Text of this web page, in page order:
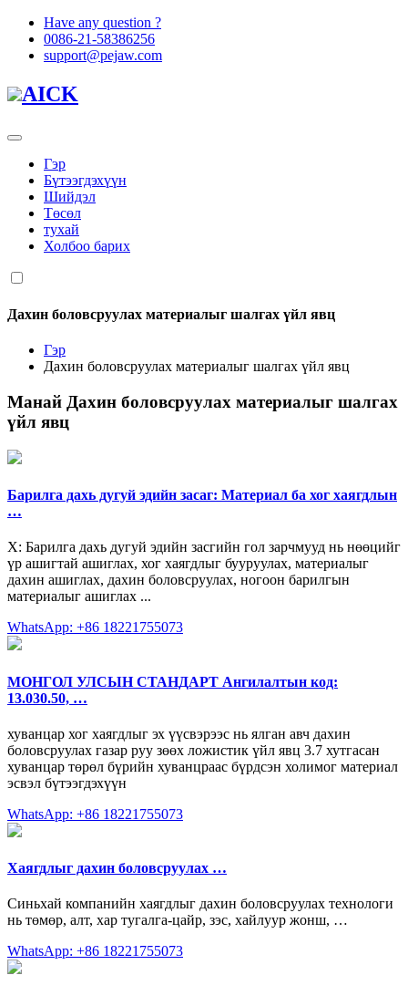
Have any question ?
0086-21-58386256
support@pejaw.com
AICK
Гэр
Бүтээгдэхүүн
Шийдэл
Төсөл
тухай
Холбоо барих
Дахин боловсруулах материалыг шалгах үйл явц
Гэр
Дахин боловсруулах материалыг шалгах үйл явц
Манай Дахин боловсруулах материалыг шалгах
үйл явц
Барилга дахь дугуй эдийн засаг: Материал ба хог хаягдлын
…
Х: Барилга дахь дугуй эдийн засгийн гол зарчмууд нь нөөцийг
үр ашигтай ашиглах, хог хаягдлыг бууруулах, материалыг
дахин ашиглах, дахин боловсруулах, ногоон барилгын
материалыг ашиглах ...
WhatsApp: +86 18221755073
МОНГОЛ УЛСЫН СТАНДАРТ Ангилалтын код:
13.030.50, …
хуванцар хог хаягдлыг эх үүсвэрээс нь ялган авч дахин
боловсруулах газар руу зөөх ложистик үйл явц 3.7 хутгасан
хуванцар төрөл бүрийн хуванцраас бүрдсэн холимог материал
эсвэл бүтээгдэхүүн
WhatsApp: +86 18221755073
Хаягдлыг дахин боловсруулах …
Синьхай компанийн хаягдлыг дахин боловсруулах технологи
нь төмөр, алт, хар тугалга-цайр, зэс, хайлуур жонш, …
WhatsApp: +86 18221755073